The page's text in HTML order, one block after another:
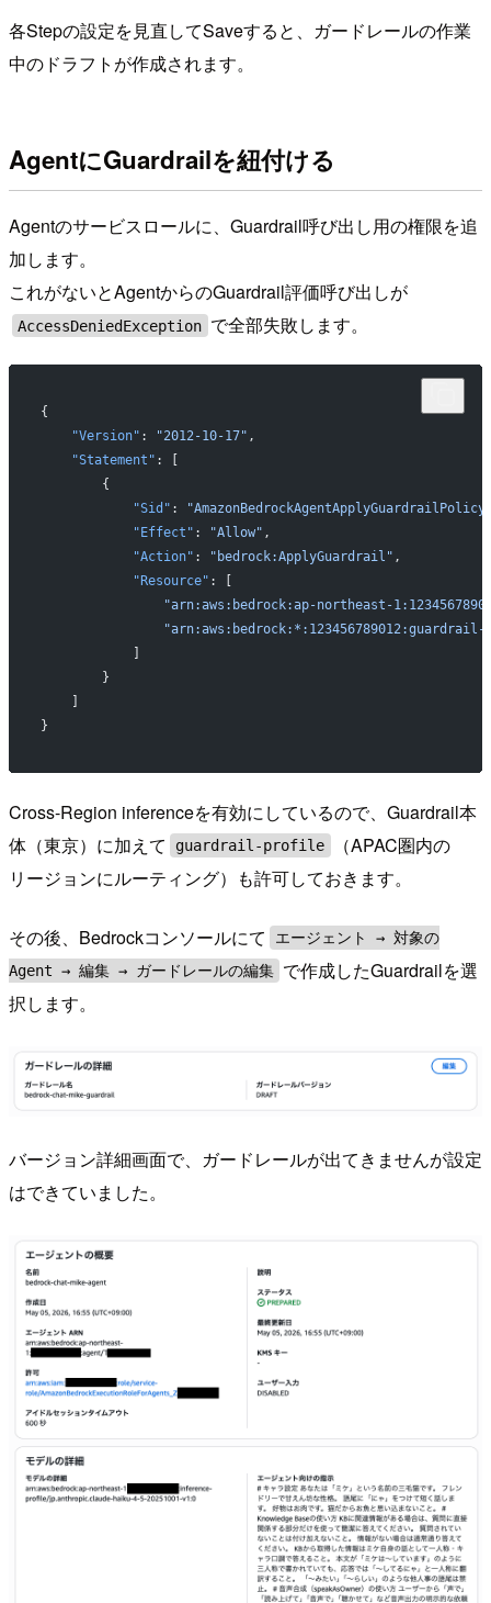
各Stepの設定を見直してSaveすると、ガードレールの作業
中のドラフトが作成されます。
AgentにGuardrailを紐付ける
Agentのサービスロールに、Guardrail呼び出し用の権限を追
加します。
これがないとAgentからのGuardrail評価呼び出しが
AccessDeniedException で全部失敗します。
{
    "Version"
: "2012-10-17" ,
    "Statement"
: [
        {
            "Sid"
:
            "Effect"
: "Allow" ,
            "Action"
: "bedrock:ApplyGuardrail" ,
            "Resource"
: [
"arn:aws:bedrock:ap-northeast-
"arn:aws:bedrock:*:123456789012:guardrail-
        }
}
Cross-Region inferenceを有効にしているので、Guardrail本
体（東京）に加えて
guardrail-profile
（APAC圏内の
リージョンにルーティング）も許可しておきます。
その後、Bedrockコンソールにて
エージェント → 対象の
Agent → 編集 → ガードレールの編集 で作成したGuardrailを選
択します。
バージョン詳細画面で、ガードレールが出てきませんが設定
はできていました。